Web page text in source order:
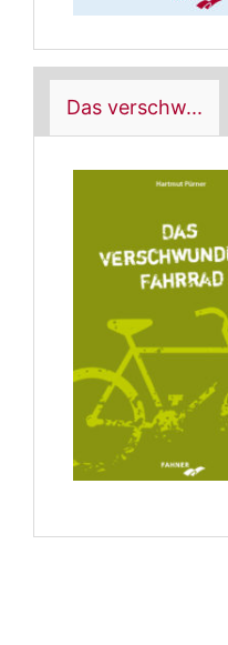
Das verschw...